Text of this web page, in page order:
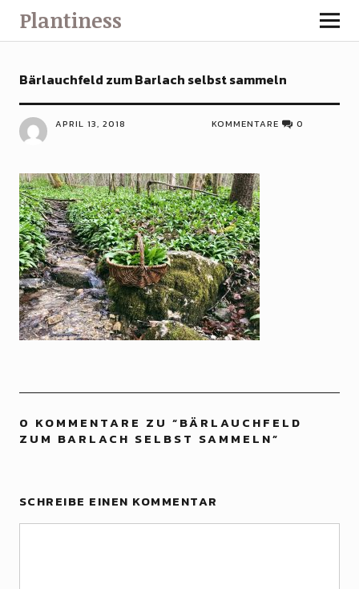
Plantiness
Bärlauchfeld zum Barlach selbst sammeln
APRIL 13, 2018 KOMMENTARE 0
0 KOMMENTARE ZU “BÄRLAUCHFELD
ZUM BARLACH SELBST SAMMELN”
SCHREIBE EINEN KOMMENTAR